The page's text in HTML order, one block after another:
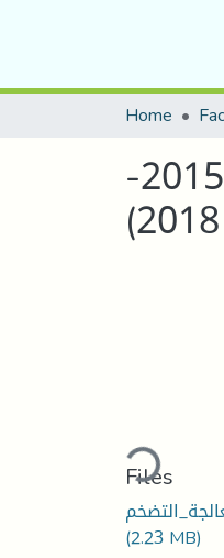
Home
أثر السياسة النقدية في معالجة التضخم - دراسة حالة الجزائر للفترة (2015-
Loading...
Files
(2.23 MB)